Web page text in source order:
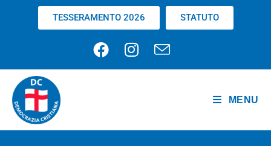
TESSERAMENTO 2026 STATUTO
MENU